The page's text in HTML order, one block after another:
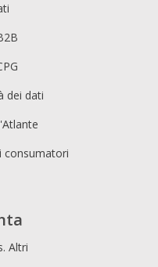
dei dati
consumatori
Altri